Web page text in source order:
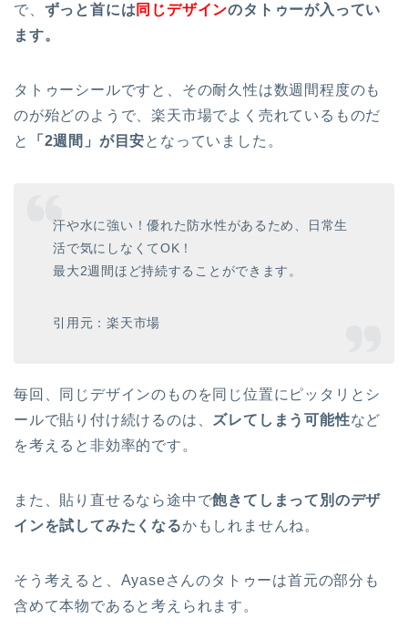
で、 ずっと首には 同じデザインのタトゥーが入ってい
ます。
タトゥーシールですと、その耐久性は数週間程度のも
のが殆どのようで、楽天市場でよく売れているものだ
と
「2週間」が目安となっていました。
汗や水に強い！優れた防水性があるため、日常生
活で気にしなくてOK！
最大2週間ほど持続することができます。
引用元：楽天市場
毎回、同じデザインのものを同じ位置にピッタリとシ
ールで貼り付け続けるのは、 ズレてしまう可能性など
を考えると非効率的です。
また、貼り直せるなら途中で飽きてしまって別のデザ
インを試してみたくなるかもしれませんね。
そう考えると、Ayaseさんのタトゥーは首元の部分も
含めて本物であると考えられます。